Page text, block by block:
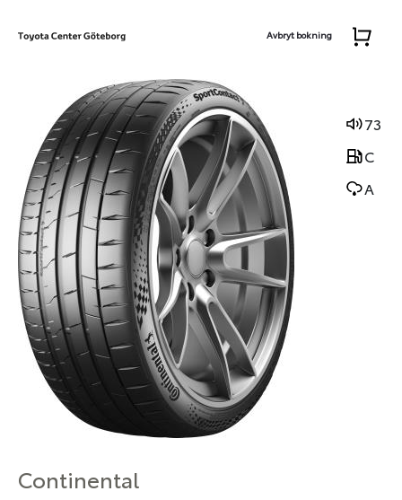
Avbryt bokning
73
C
A
Continental